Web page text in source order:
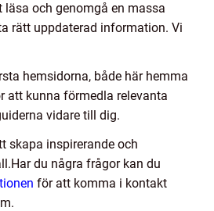
läsa och genomgå en massa
rätt uppdaterad information. Vi
hemsidorna, både här hemma
att kunna förmedla relevanta
vidare till dig.
skapa inspirerande och
du några frågor kan du
för att komma i kontakt